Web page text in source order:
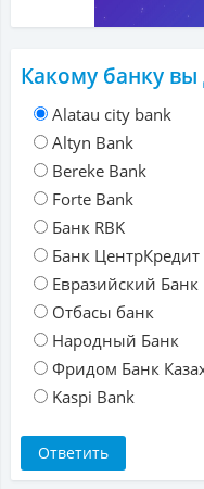
Какому банку вы
Alatau city bank
Altyn Bank
Bereke Bank
Forte Bank
Банк RBK
Банк ЦентрКредит
Евразийский Банк
Отбасы банк
Народный Банк
Фридом Банк
Kaspi Bank